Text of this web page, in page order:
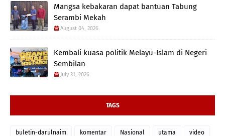
Mangsa kebakaran dapat bantuan Tabung
Serambi Mekah
August 04, 2026
Kembali kuasa politik Melayu-Islam di Negeri
Sembilan
July 31, 2026
TAGS
buletin-darulnaim komentar Nasional utama video